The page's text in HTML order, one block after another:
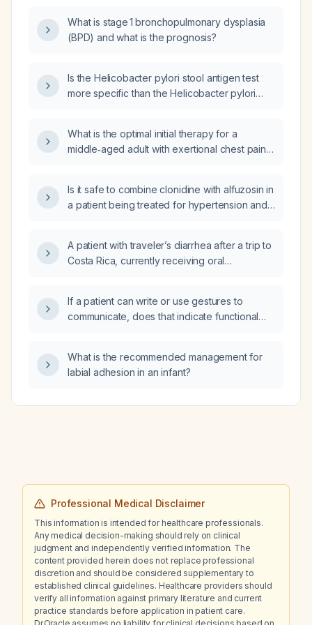
What is stage 1 bronchopulmonary dysplasia
(BPD) and what is the prognosis?
Is the Helicobacter pylori stool antigen test
more specific than the Helicobacter pylori
What is the optimal initial therapy for a
middle‑aged adult with exertional chest pain
kinase‑MB, elevated N‑terminal pro‑brain
natriuretic peptide, hyperuricemia, mildly
hypertrophic cardiomyopathy with mild resting
left‑ventricular outflow obstruction, normal
hypertrophy with ST‑T changes on
electrocardiogram?
Is it safe to combine clonidine with alfuzosin in
a patient being treated for hypertension and
A patient with traveler’s diarrhea after a trip to
Costa Rica, currently receiving oral
(leukocytosis) from 18,000 to 21,000; what is
the next appropriate step in management?
If a patient can write or use gestures to
communicate, does that indicate functional
What is the recommended management for
labial adhesion in an infant?
Professional Medical Disclaimer
This information is intended for healthcare professionals.
Any medical decision-making should rely on clinical
judgment and independently verified information. The
content provided herein does not replace professional
discretion and should be considered supplementary to
established clinical guidelines. Healthcare providers should
verify all information against primary literature and current
practice standards before application in patient care.